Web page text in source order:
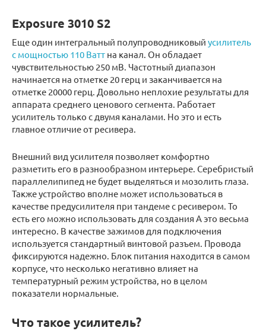
Exposure 3010 S2
Еще один интегральный полупроводниковый усилитель
с мощностью 110 Ватт на канал. Он обладает
чувствительностью 250 мВ. Частотный диапазон
начинается на отметке 20 герц и заканчивается на
отметке 20000 герц. Довольно неплохие результаты для
аппарата среднего ценового сегмента. Работает
усилитель только с двумя каналами. Но это и есть
главное отличие от ресивера.
Внешний вид усилителя позволяет комфортно
разметить его в разнообразном интерьере. Серебристый
параллелипипед не будет выделяться и мозолить глаза.
Также устройство вполне может использоваться в
качестве предусилителя при тандеме с ресивером. То
есть его можно использовать для создания А это весьма
интересно. В качестве зажимов для подключения
используется стандартный винтовой разъем. Провода
фиксируются надежно. Блок питания находится в самом
корпусе, что несколько негативно влияет на
температурный режим устройства, но в целом
показатели нормальные.
Что такое усилитель?